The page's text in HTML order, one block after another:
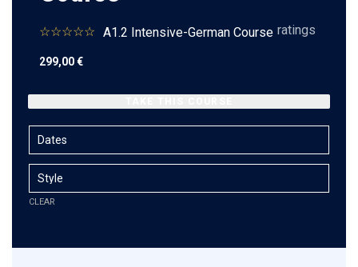
A1.2 Intensive-German Course ratings
299,00€
CLEAR